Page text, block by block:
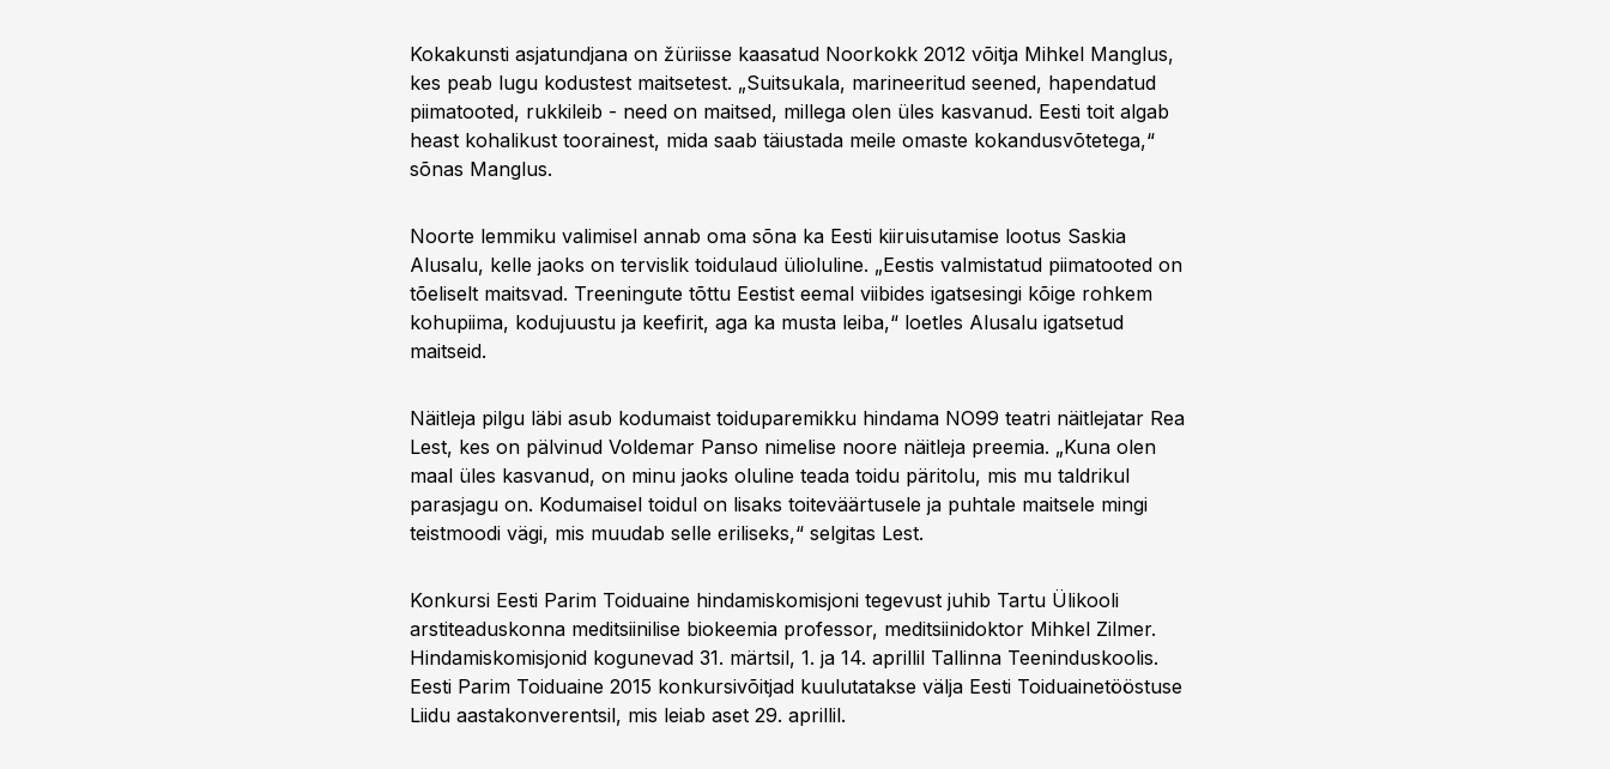
Kokakunsti asjatundjana on žüriisse kaasatud Noorkokk 2012 võitja Mihkel Manglus,
kes peab lugu kodustest maitsetest. „Suitsukala, marineeritud seened, hapendatud
piimatooted, rukkileib - need on maitsed, millega olen üles kasvanud. Eesti toit algab
heast kohalikust toorainest, mida saab täiustada meile omaste kokandusvõtetega,“
sõnas Manglus.
Noorte lemmiku valimisel annab oma sõna ka Eesti kiiruisutamise lootus Saskia
Alusalu, kelle jaoks on tervislik toidulaud ülioluline. „Eestis valmistatud piimatooted on
tõeliselt maitsvad. Treeningute tõttu Eestist eemal viibides igatsesingi kõige rohkem
kohupiima, kodujuustu ja keefirit, aga ka musta leiba,“ loetles Alusalu igatsetud
maitseid.
Näitleja pilgu läbi asub kodumaist toiduparemikku hindama NO99 teatri näitlejatar Rea
Lest, kes on pälvinud Voldemar Panso nimelise noore näitleja preemia. „Kuna olen
maal üles kasvanud, on minu jaoks oluline teada toidu päritolu, mis mu taldrikul
parasjagu on. Kodumaisel toidul on lisaks toiteväärtusele ja puhtale maitsele mingi
teistmoodi vägi, mis muudab selle eriliseks,“ selgitas Lest.
Konkursi Eesti Parim Toiduaine hindamiskomisjoni tegevust juhib Tartu Ülikooli
arstiteaduskonna meditsiinilise biokeemia professor, meditsiinidoktor Mihkel Zilmer.
Hindamiskomisjonid kogunevad 31. märtsil, 1. ja 14. aprillil Tallinna Teeninduskoolis.
Eesti Parim Toiduaine 2015 konkursivõitjad kuulutatakse välja Eesti Toiduainetööstuse
Liidu aastakonverentsil, mis leiab aset 29. aprillil.